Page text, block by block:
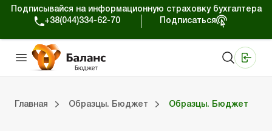
Подписывайся на информационную страховку бухгалтера
+38(044)334-62-70
Подписаться
Главная Образцы. Бюджет Образцы. Бюджет